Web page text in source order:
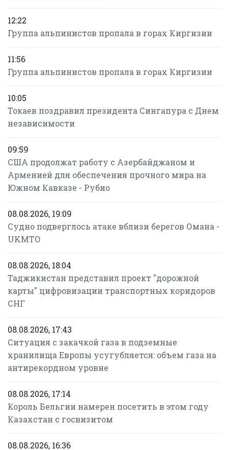
12:22
Группа альпинистов пропала в горах Киргизии
11:56
Группа альпинистов пропала в горах Киргизии
10:05
Токаев поздравил президента Сингапура с Днем
независимости
09:59
США продолжат работу с Азербайджаном и
Арменией для обеспечения прочного мира на
Южном Кавказе - Рубио
08.08.2026, 19:09
Судно подверглось атаке вблизи берегов Омана -
UKMTO
08.08.2026, 18:04
Таджикистан представил проект "дорожной
карты" цифровизации транспортных коридоров
СНГ
08.08.2026, 17:43
Ситуация с закачкой газа в подземные
хранилища Европы усугубляется: объем газа на
антирекордном уровне
08.08.2026, 17:14
Король Бельгии намерен посетить в этом году
Казахстан с госвизитом
08.08.2026, 16:36